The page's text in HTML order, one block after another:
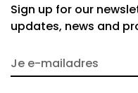
Sign up for our
updates, news and